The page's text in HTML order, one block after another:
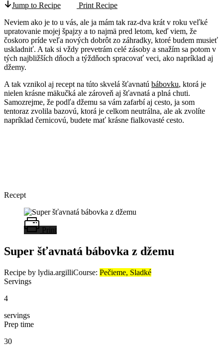
Jump to Recipe
Print Recipe
Neviem ako je to u vás, ale ja mám tak raz-dva krát v roku veľké
upratovanie mojej špajzy a to najmä pred letom, keď viem, že
čoskoro príde veľa nových dobrôt zo záhradky, ktoré budem musieť
uskladniť. A tak si vždy prevetrám celé zásoby a snažím sa potom v
tých najbližších dňoch a týždňoch spracovať veci, ako napríklad aj
džemy.
A tak vznikol aj recept na túto skvelá šťavnatú bábovku, ktorá je
nielen krásne mäkučká ale zároveň aj šťavnatá a plná chuti.
Samozrejme, že podľa džemu sa vám zafarbí aj cesto, ja som
tentoraz zvolila bazovú, ktorá je celkom neutrálna, ale ak zvolíte
napríklad černicovú, budete mať krásne fialkovasté cesto.
Recept
Print
Super šťavnatá bábovka z džemu
Recipe by lydia.argilliCourse: Pečieme, Sladké
Servings
4
servings
Prep time
30